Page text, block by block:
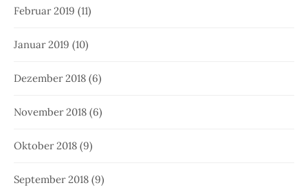
Februar 2019 (11)
Januar 2019 (10)
Dezember 2018 (6)
November 2018 (6)
Oktober 2018 (9)
September 2018 (9)